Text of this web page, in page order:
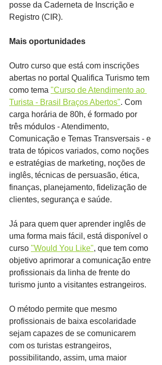
posse da Caderneta de Inscrição e
Registro (CIR).
Mais oportunidades
Outro curso que está com inscrições
abertas no portal Qualifica Turismo tem
como tema "Curso de Atendimento ao
Turista - Brasil Braços Abertos". Com
carga horária de 80h, é formado por
três módulos - Atendimento,
Comunicação e Temas Transversais - e
trata de tópicos variados, como noções
e estratégias de marketing, noções de
inglês, técnicas de persuasão, ética,
finanças, planejamento, fidelização de
clientes, segurança e saúde.
Já para quem quer aprender inglês de
uma forma mais fácil, está disponível o
curso "Would You Like", que tem como
objetivo aprimorar a comunicação entre
profissionais da linha de frente do
turismo junto a visitantes estrangeiros.
O método permite que mesmo
profissionais de baixa escolaridade
sejam capazes de se comunicarem
com os turistas estrangeiros,
possibilitando, assim, uma maior